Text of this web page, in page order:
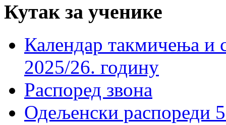
Кутак за ученике
Календар такмичења
2025/26. годину
Распоред звона
Одељенски распореди